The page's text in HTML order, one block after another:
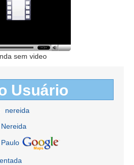
sem video
Usuário
nereida
Nereida